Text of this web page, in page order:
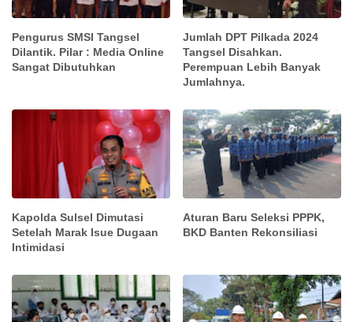
Pengurus SMSI Tangsel
Dilantik. Pilar : Media Online
Sangat Dibutuhkan
Jumlah DPT Pilkada 2024
Tangsel Disahkan.
Perempuan Lebih Banyak
Jumlahnya.
Kapolda Sulsel Dimutasi
Setelah Marak Isue Dugaan
Intimidasi
Aturan Baru Seleksi PPPK,
BKD Banten Rekonsiliasi